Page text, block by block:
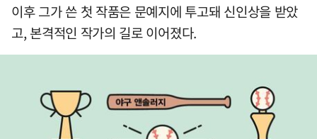
이후 그가 쓴 첫 작품은 문예지에 투고돼 신인상을 받았
고, 본격적인 작가의 길로 이어졌다.